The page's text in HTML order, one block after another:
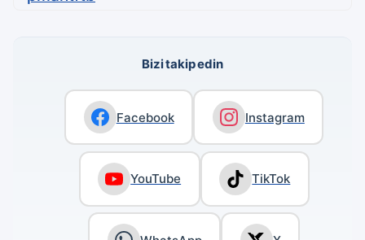
Bizi takip edin
Facebook Instagram
YouTube TikTok